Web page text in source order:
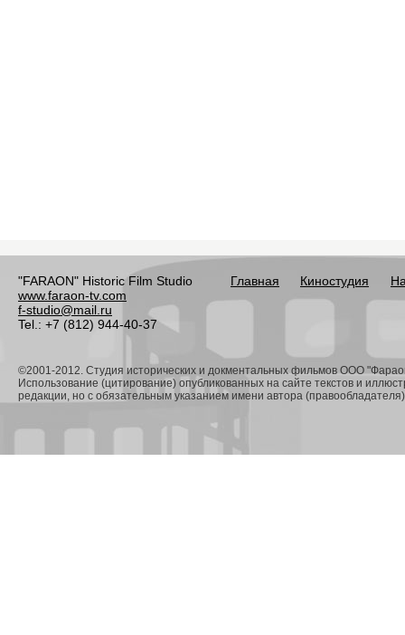
"FARAON" Historic Film Studio
www.faraon-tv.com
f-studio@mail.ru
Tel.: +7 (812) 944-40-37
Главная Киностудия
©2001-2012. Студия исторических и докментальных фильмов ООО
Использование (цитирование) опубликованных на сайте текстов и
редакции, но с обязательным указанием имени автора